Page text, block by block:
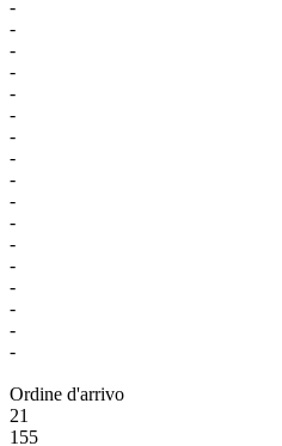
-
-
-
-
-
-
-
-
-
-
-
-
-
-
-
-
-
Ordine d'arrivo
21
155